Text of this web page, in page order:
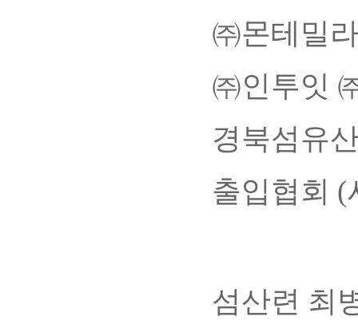
㈜몬테밀
㈜인투잇
경북섬유
출입협회
섬산련 최